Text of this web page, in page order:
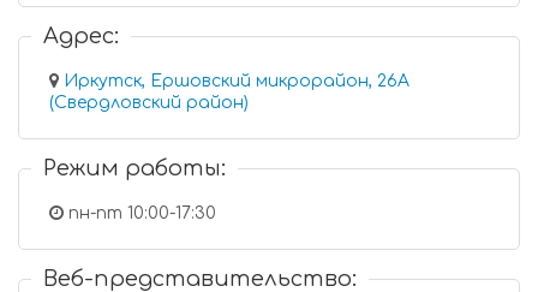
Адрес:
Иркутск, Ершовский микрорайон, 26А
(Свердловский район)
Режим работы:
пн-пт 10:00-17:30
Веб-представительство: